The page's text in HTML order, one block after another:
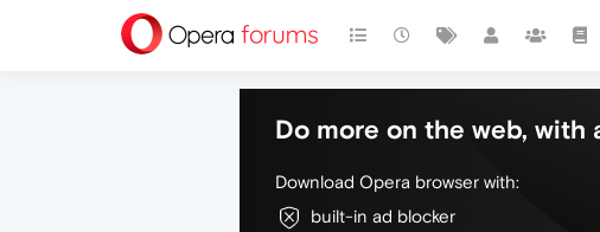
Do more on the web, with
Download Opera browser with:
built-in ad blocker